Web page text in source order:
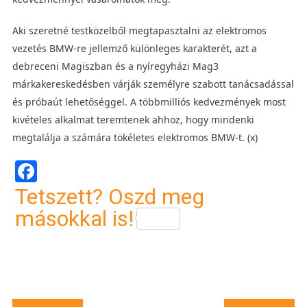
Aki szeretné testközelből megtapasztalni az elektromos
vezetés BMW‑re jellemző különleges karakterét, azt a
debreceni Magiszban és a nyíregyházi Mag3
márkakereskedésben várják személyre szabott tanácsadással
és próbaút lehetőséggel. A többmilliós kedvezmények most
kivételes alkalmat teremtenek ahhoz, hogy mindenki
megtalálja a számára tökéletes elektromos BMW‑t. (x)
Facebook
Tetszett? Oszd meg
másokkal is!